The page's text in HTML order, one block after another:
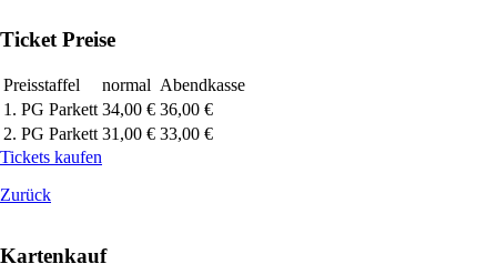
Ticket Preise
Preisstaffel normal Abendkasse
1. PG Parkett 34,00 € 36,00 €
2. PG Parkett 31,00 € 33,00 €
Tickets kaufen
Zurück
Kartenkauf